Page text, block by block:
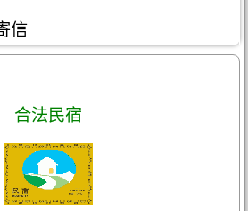
信
合法民宿